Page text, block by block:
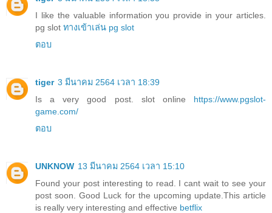
I like the valuable information you provide in your articles.
pg slot ทางเข้าเล่น pg slot
ตอบ
tiger 3 มีนาคม 2564 เวลา 18:39
Is a very good post. slot online https://www.pgslot-
game.com/
ตอบ
UNKNOW 13 มีนาคม 2564 เวลา 15:10
Found your post interesting to read. I cant wait to see your
post soon. Good Luck for the upcoming update.This article
is really very interesting and effective betflix